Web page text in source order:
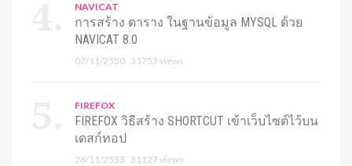
NAVICAT
การสร้าง ตาราง ในฐานข้อมูล MYSQL ด้วย
NAVICAT 8.0
07/11/2550 31753 views
FIREFOX
FIREFOX วิธีสร้าง SHORTCUT เข้าเว็บไซต์ไว้บน
เดสก์ทอป
26/11/2553 31127 views